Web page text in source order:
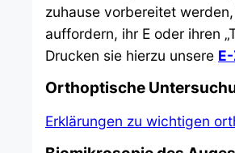
zuhause vorbereitet
auffordern, ihr E oder ihren
Drucken sie hierzu unsere
Orthoptische
Erklärungen zu wichtigen